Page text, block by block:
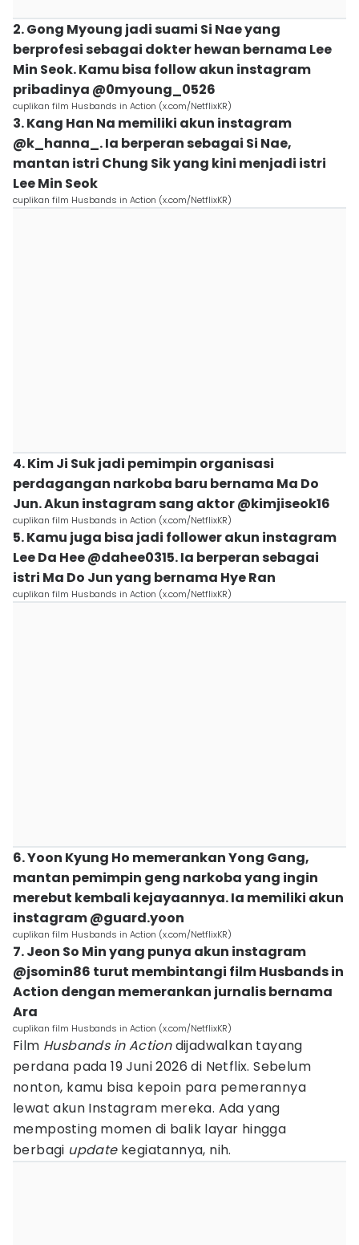
2. Gong Myoung jadi suami Si Nae yang
berprofesi sebagai dokter hewan bernama Lee
Min Seok. Kamu bisa follow akun instagram
pribadinya @0myoung_0526
cuplikan film Husbands in Action (x.com/NetflixKR)
3. Kang Han Na memiliki akun instagram
@k_hanna_. Ia berperan sebagai Si Nae,
mantan istri Chung Sik yang kini menjadi istri
Lee Min Seok
cuplikan film Husbands in Action (x.com/NetflixKR)
4. Kim Ji Suk jadi pemimpin organisasi
perdagangan narkoba baru bernama Ma Do
Jun. Akun instagram sang aktor @kimjiseok16
cuplikan film Husbands in Action (x.com/NetflixKR)
5. Kamu juga bisa jadi follower akun instagram
Lee Da Hee @dahee0315. Ia berperan sebagai
istri Ma Do Jun yang bernama Hye Ran
cuplikan film Husbands in Action (x.com/NetflixKR)
6. Yoon Kyung Ho memerankan Yong Gang,
mantan pemimpin geng narkoba yang ingin
merebut kembali kejayaannya. Ia memiliki akun
instagram @guard.yoon
cuplikan film Husbands in Action (x.com/NetflixKR)
7. Jeon So Min yang punya akun instagram
@jsomin86 turut membintangi film Husbands in
Action dengan memerankan jurnalis bernama
Ara
cuplikan film Husbands in Action (x.com/NetflixKR)
Film Husbands in Actiondijadwalkan tayang
perdana pada 19 Juni 2026 di Netflix. Sebelum
nonton, kamu bisa kepoin para pemerannya
lewat akun Instagram mereka. Ada yang
memposting momen di balik layar hingga
berbagi updatekegiatannya, nih.